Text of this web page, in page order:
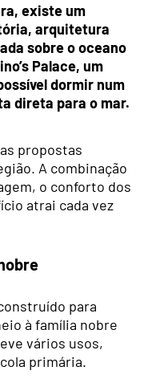
existe um
arquitetura
sobre o oceano
Palace, um
dormir num
direta para o mar.
propostas
A combinação
o conforto dos
atrai cada vez
para
à família nobre
vários usos,
primária.